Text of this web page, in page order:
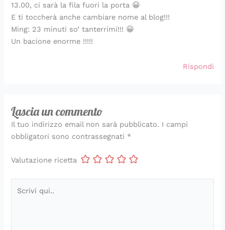
13.00, ci sarà la fila fuori la porta 😀
E ti toccherà anche cambiare nome al blog!!!
Ming: 23 minuti so’ tanterrimi!!! 😀
Un bacione enorme !!!!!
Rispondi
Lascia un commento
Il tuo indirizzo email non sarà pubblicato. I campi
obbligatori sono contrassegnati *
Valutazione ricetta